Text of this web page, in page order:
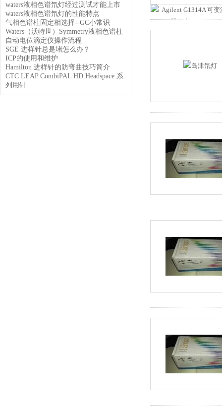
waters液相色谱氘灯经过测试才能上市
waters液相色谱氘灯的性能特点
气相色谱柱固定相选择--GC小常识
Waters（沃特世）Symmetry液相色谱柱
自动电位滴定仪操作流程
SGE 进样针总是堵怎么办？
ICP的使用和维护
Hamilton 进样针的防弯曲技巧简介
CTC LEAP CombiPAL HD Headspace 系
列用针